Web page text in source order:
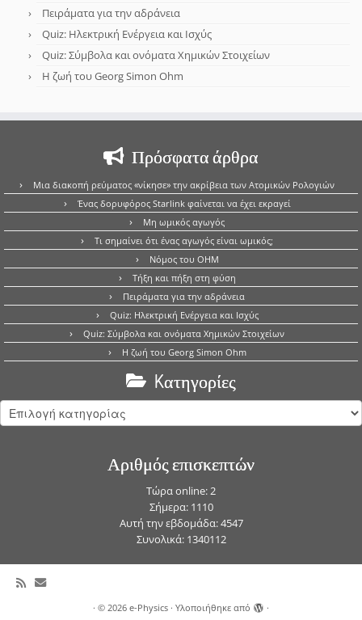
Πειράματα για την αδράνεια
Quiz: Ηλεκτρική Ενέργεια και Ισχύς
Quiz: Σύμβολα και ονόματα Χημικών Στοιχείων
Η ζωή του Georg Simon Ohm
Πρόσφατα άρθρα
Μια διακοπή ρεύματος «νίκησε» την ακρίβεια των Ατομικών Ρολογιών
Ένας δορυφόρος Starlink φαίνεται να έχει εκραγεί
Μη ωμικός αγωγός
Τι σημαίνει ότι ένας αγωγός είναι ωμικός;
Νόμος του OHM
Τήξη και πήξη στη φύση
Πειράματα για την αδράνεια
Quiz: Ηλεκτρική Ενέργεια και Ισχύς
Quiz: Σύμβολα και ονόματα Χημικών Στοιχείων
Η ζωή του Georg Simon Ohm
Kατηγορίες
Kατηγορίες
Αριθμός επισκεπτών
Τώρα online: 2
Σήμερα: 1110
Αυτή την εβδομάδα: 4547
Συνολικά: 1340112
· © 2026 e-Physics · Υλοποιήθηκε από ·